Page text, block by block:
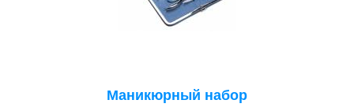
Маникюрный набор